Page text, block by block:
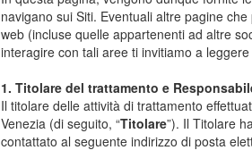
navigano sui Siti. Eventuali altre pagine
web (incluse quelle appartenenti ad altre
interagire con tali aree ti invitiamo a
1. Titolare del trattamento e
Il titolare delle attività di trattamento
Venezia (di seguito, “Titolare”). Il Titolare
contattato al seguente indirizzo di posta